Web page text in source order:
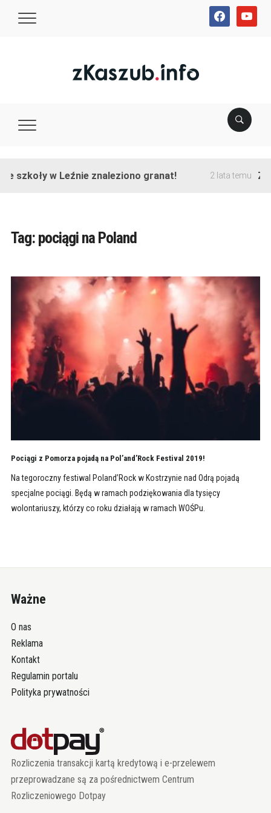
facebookyoutube
szkoły w Leźnie znaleziono granat! 2 lata temu
Tag: pociągi na Poland
Pociągi z Pomorza pojadą na Pol’and’Rock Festival 2019!
Na tegoroczny festiwal Poland’Rock w Kostrzynie nad Odrą pojadą
specjalne pociągi. Będą w ramach podziękowania dla tysięcy
wolontariuszy, którzy co roku działają w ramach WOŚPu.
Ważne
O nas
Reklama
Kontakt
Regulamin portalu
Polityka prywatności
Rozliczenia transakcji kartą kredytową i e-przelewem
przeprowadzane są za pośrednictwem Centrum
Rozliczeniowego Dotpay